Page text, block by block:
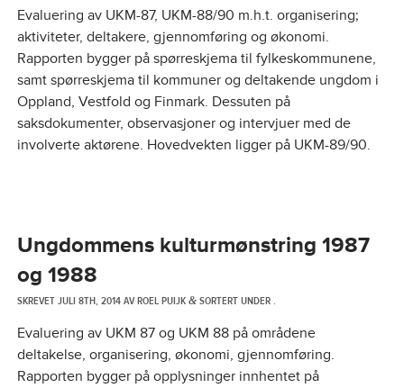
Evaluering av UKM-87, UKM-88/90 m.h.t. organisering;
aktiviteter, deltakere, gjennomføring og økonomi.
Rapporten bygger på spørreskjema til fylkeskommunene,
samt spørreskjema til kommuner og deltakende ungdom i
Oppland, Vestfold og Finmark. Dessuten på
saksdokumenter, observasjoner og intervjuer med de
involverte aktørene. Hovedvekten ligger på UKM-89/90.
Ungdommens kulturmønstring 1987
og 1988
SKREVETJULI 8TH, 2014AVROEL PUIJK &SORTERT UNDER .
Evaluering av UKM 87 og UKM 88 på områdene
deltakelse, organisering, økonomi, gjennomføring.
Rapporten bygger på opplysninger innhentet på